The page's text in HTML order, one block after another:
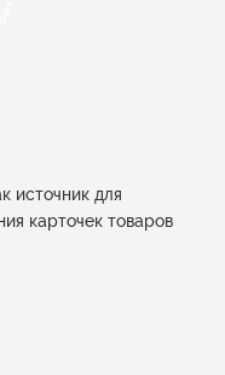
источник для
карточек товаров